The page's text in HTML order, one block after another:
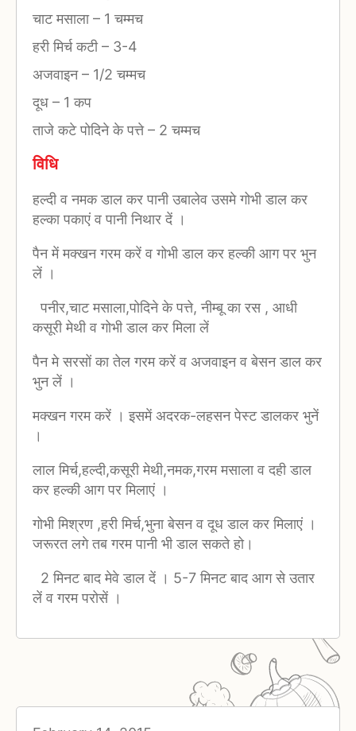
चाट मसाला– 1 चम्मच
हरी मिर्च कटी– 3-4
अजवाइन– 1/2 चम्मच
दूध – 1 कप
ताजे कटे पोदिने के पत्ते– 2 चम्मच
विधि
हल्दी व नमक डाल कर पानी उबालेव उसमे गोभी डाल कर
हल्का पकाएं व पानी निथार दें ।
पैन में मक्खन गरम करें व गोभी डाल कर हल्की आग पर भुन
लें ।
पनीर,चाट मसाला,पोदिने के पत्ते, नीम्बू का रस , आधी
कसूरी मेथी व गोभी डाल कर मिला लें
पैन मे सरसों का तेल गरम करें व अजवाइन व बेसन डाल कर
भुन लें ।
मक्खन गरम करें । इसमें अदरक-लहसन पेस्ट डालकर भुनें
।
लाल मिर्च,हल्दी,कसूरी मेथी,नमक,गरम मसाला व दही डाल
कर हल्की आग पर मिलाएं ।
गोभी मिश्रण ,हरी मिर्च,भुना बेसन व दूध डाल कर मिलाएं ।
जरूरत लगे तब गरम पानी भी डाल सकते हो।
2 मिनट बाद मेवे डाल दें । 5-7 मिनट बाद आग से उतार
लें व गरम परोसें ।